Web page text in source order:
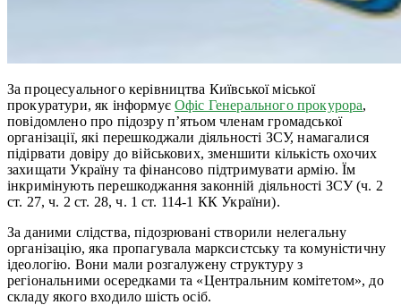
За процесуального керівництва Київської міської
прокуратури, як інформуєОфіс Генерального прокурора,
повідомлено про підозру п’ятьом членам громадської
організації, які перешкоджали діяльності ЗСУ, намагалися
підірвати довіру до військових, зменшити кількість охочих
захищати Україну та фінансово підтримувати армію. Їм
інкримінують перешкоджання законній діяльності ЗСУ (ч. 2
ст. 27, ч. 2 ст. 28, ч. 1 ст. 114-1 КК України).
За даними слідства, підозрювані створили нелегальну
організацію, яка пропагувала марксистську та комуністичну
ідеологію. Вони мали розгалужену структуру з
регіональними осередками та «Центральним комітетом», до
складу якого входило шість осіб.